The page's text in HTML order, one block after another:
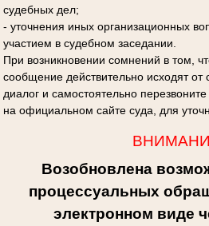
судебных дел;
- уточнения иных организационных
участием в судебном заседании.
При возникновении сомнений в том,
сообщение действительно исходят от
диалог и самостоятельно
на официальном сайте суда, для
Возобновлена
процессуальных
электронном виде